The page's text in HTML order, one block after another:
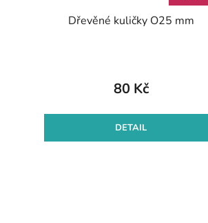
Dřevěné kuličky O25 mm
80 Kč
DETAIL